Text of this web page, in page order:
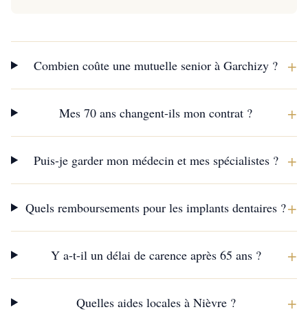
Combien coûte une mutuelle senior à Garchizy ? +
Mes 70 ans changent-ils mon contrat ? +
Puis-je garder mon médecin et mes spécialistes ? +
Quels remboursements pour les implants dentaires ?+
Y a-t-il un délai de carence après 65 ans ? +
Quelles aides locales à Nièvre ? +